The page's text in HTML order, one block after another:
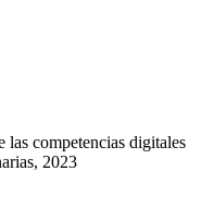
las competencias digitales
2023